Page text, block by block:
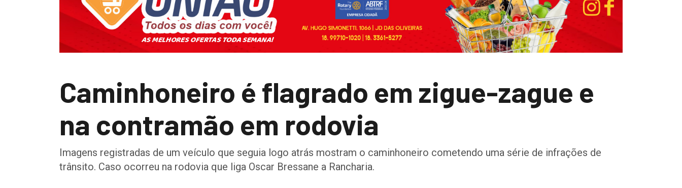
Caminhoneiro é flagrado em zigue-zague e
na contramão em rodovia
Imagens registradas de um veículo que seguia logo atrás mostram o caminhoneiro cometendo uma série de infrações de
trânsito. Caso ocorreu na rodovia que liga Oscar Bressane a Rancharia.